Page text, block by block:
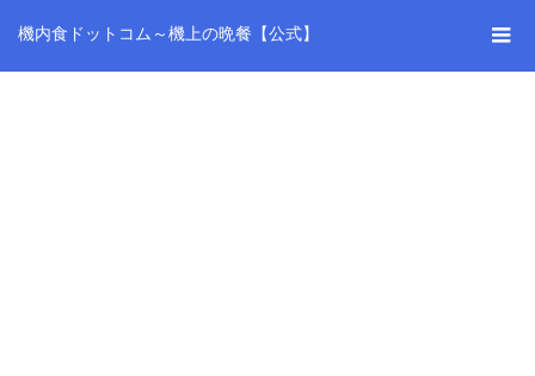
機内食ドットコム～機上の晩餐【公式】